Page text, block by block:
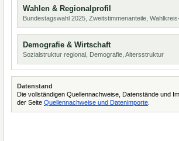
Wahlen & Regionalprofil
Bundestagswahl 2025, Zweitstimmenanteile,
Demografie & Wirtschaft
Sozialstruktur regional, Demografie, Altersstruktur
Datenstand
Die vollständigen Quellennachweise, Datenstände und
der Seite Quellennachweise und Datenimporte